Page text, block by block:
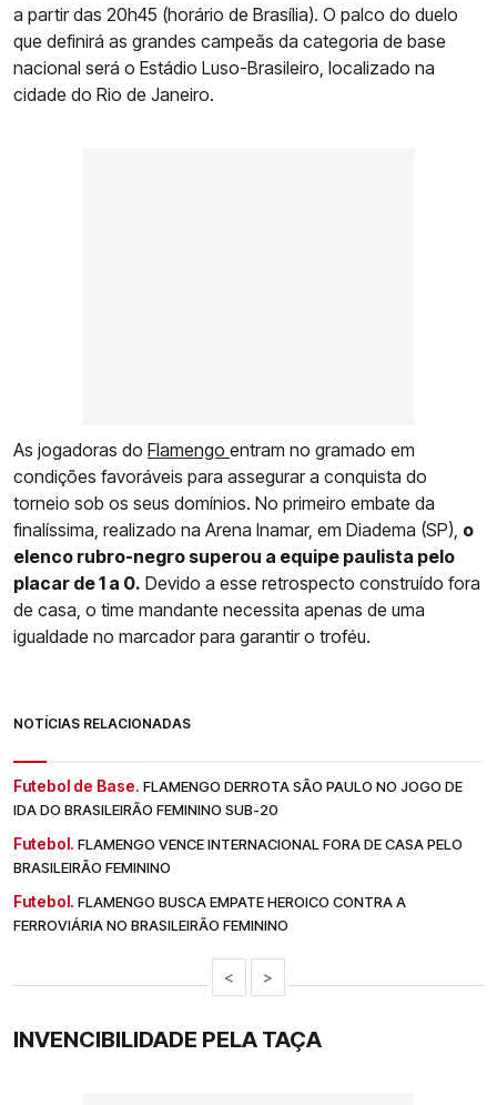
a partir das 20h45 (horário de Brasília). O palco do duelo
que definirá as grandes campeãs da categoria de base
nacional será o Estádio Luso-Brasileiro, localizado na
cidade do Rio de Janeiro.
As jogadoras do Flamengo entram no gramado em
condições favoráveis para assegurar a conquista do
torneio sob os seus domínios. No primeiro embate da
finalíssima, realizado na Arena Inamar, em Diadema (SP), o
elenco rubro-negro superou a equipe paulista pelo
placar de 1 a 0. Devido a esse retrospecto construído fora
de casa, o time mandante necessita apenas de uma
igualdade no marcador para garantir o troféu.
NOTÍCIAS RELACIONADAS
Futebol de Base. FLAMENGO DERROTA SÃO PAULO NO JOGO DE
IDA DO BRASILEIRÃO FEMININO SUB-20
Futebol. FLAMENGO VENCE INTERNACIONAL FORA DE CASA PELO
BRASILEIRÃO FEMININO
Futebol. FLAMENGO BUSCA EMPATE HEROICO CONTRA A
FERROVIÁRIA NO BRASILEIRÃO FEMININO
< >
INVENCIBILIDADE PELA TAÇA